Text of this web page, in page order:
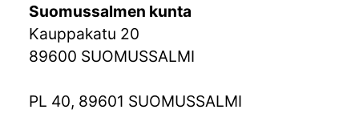
Suomussalmen kunta
Kauppakatu 20
89600 SUOMUSSALMI
PL 40, 89601 SUOMUSSALMI